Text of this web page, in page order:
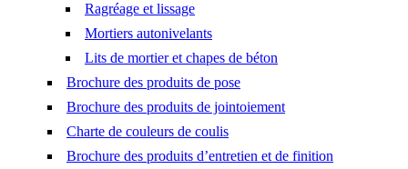
Ragréage et lissage
Mortiers autonivelants
Lits de mortier et chapes de béton
Brochure des produits de pose
Brochure des produits de jointoiement
Charte de couleurs de coulis
Brochure des produits d’entretien et de finition